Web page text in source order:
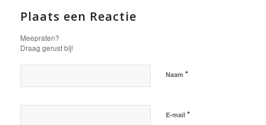
Plaats een Reactie
Meepraten?
Draag gerust bij!
Naam *
E-mail *